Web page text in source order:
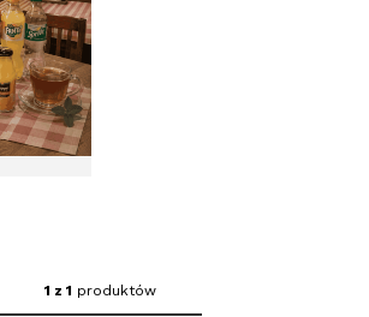
1 z 1 produktów